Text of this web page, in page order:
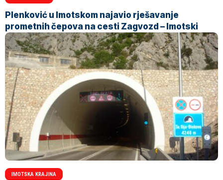
Plenković u Imotskom najavio rješavanje
prometnih čepova na cesti Zagvozd – Imotski
IMOTSKA KRAJINA